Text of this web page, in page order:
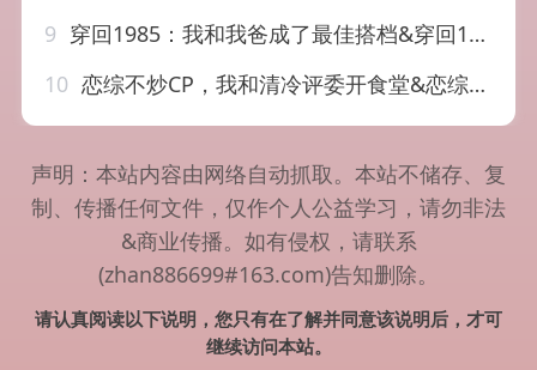
9 穿回1985：我和我爸成了最佳搭档&穿回1985我和我爸成了最佳搭档（78集）AI短剧
10 恋综不炒CP，我和清冷评委开食堂&恋综不炒CP我和清冷评委开食堂（64集）AI短剧
声明：本站内容由网络自动抓取。本站不储存、复
制、传播任何文件，仅作个人公益学习，请勿非法
&商业传播。如有侵权，请联系
(zhan886699#163.com)告知删除。
请认真阅读以下说明，您只有在了解并同意该说明后，才可
继续访问本站。